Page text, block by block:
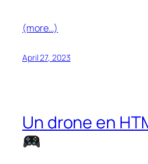
(more…)
April 27, 2023
Un drone en